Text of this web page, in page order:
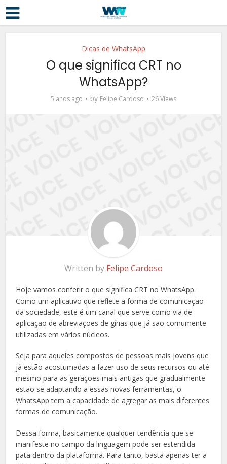
Dicas de WhatsApp
O que significa CRT no
WhatsApp?
5 anos ago by Felipe Cardoso 26 Views
Written by Felipe Cardoso
Hoje vamos conferir o que significa CRT no WhatsApp.
Como um aplicativo que reflete a forma de comunicação
da sociedade, este é um canal que serve como via de
aplicação de abreviações de gírias que já são comumente
utilizadas em vários núcleos.
Seja para aqueles compostos de pessoas mais jovens que
já estão acostumadas a fazer uso de seus recursos ou até
mesmo para as gerações mais antigas que gradualmente
estão se adaptando a essas novas ferramentas, o
WhatsApp tem a capacidade de agregar as mais diferentes
formas de comunicação.
Dessa forma, basicamente qualquer tendência que se
manifeste no campo da linguagem pode ser estendida
pata dentro da plataforma. Para tanto, basta apenas ter a